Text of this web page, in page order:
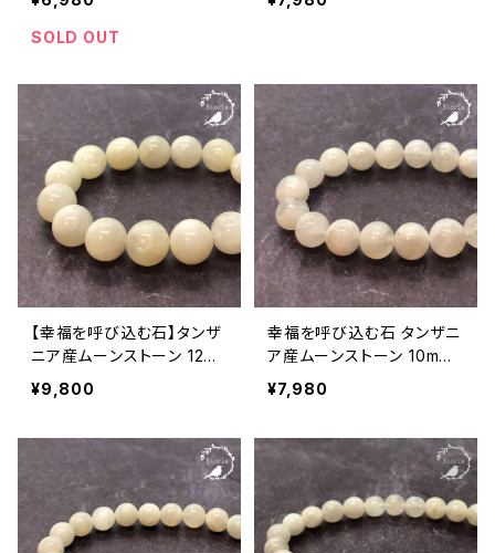
SOLD OUT
【幸福を呼び込む石】タンザ
ニア産ムーンストーン 12m
m玉 ブレスレット
¥9,800
幸福を呼び込む石 タンザニ
ア産ムーンストーン 10mm
玉 ブレスレット
¥7,980